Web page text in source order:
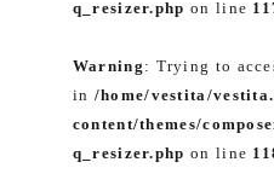
q_resizer.php on line
Warning : Trying to
in /home/vestita/
content/themes/
q_resizer.php on line